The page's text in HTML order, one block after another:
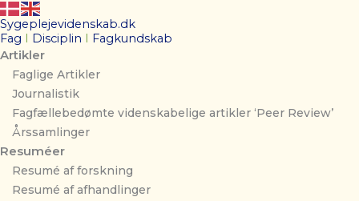
Sygeplejevidenskab.dk
Fag
Disciplin Fagkundskab
Artikler
Faglige Artikler
Journalistik
Fagfællebedømte videnskabelige artikler ‘Peer Review’
Årssamlinger
Resuméer
Resumé af forskning
Resumé af afhandlinger